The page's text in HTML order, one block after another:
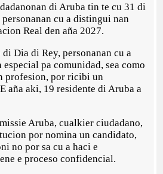
di Aruba tin te cu 31 di
cu a distingui nan
Real den aña 2027.
di Dia di Rey, personanan cu a
pa comunidad, sea como
profesion, por ricibi un
aña aki, 19 residente di Aruba a
Aruba, cualkier ciudadano,
por nomina un candidato,
no por sa cu a haci e
e proceso confidencial.